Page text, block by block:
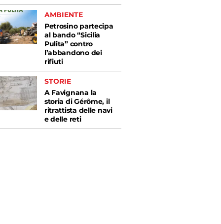
AMBIENTE
Petrosino partecipa
al bando “Sicilia
Pulita” contro
l’abbandono dei
rifiuti
STORIE
A Favignana la
storia di Gérôme, il
ritrattista delle navi
e delle reti